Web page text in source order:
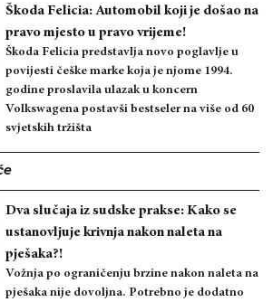
Škoda Felicia: Automobil koji je došao na
pravo mjesto u pravo vrijeme!
Škoda Felicia predstavlja novo poglavlje u
povijesti češke marke koja je njome 1994.
godine proslavila ulazak u koncern
Volkswagena postavši bestseler na više od 60
svjetskih tržišta
Dva slučaja iz sudske prakse: Kako se
ustanovljuje krivnja nakon naleta na
pješaka?!
Vožnja po ograničenju brzine nakon naleta na
pješaka nije dovoljna. Potrebno je dodatno